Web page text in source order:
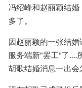
冯绍峰和赵丽颖结
多了。
因赵丽颖的一张结
服务端新"罢工”了
胡歌结婚消息一出会